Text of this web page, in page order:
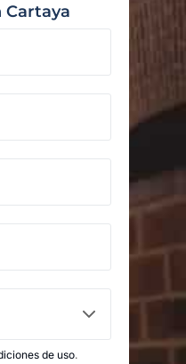
de uso.